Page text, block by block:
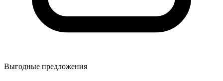
Выгодные предложения